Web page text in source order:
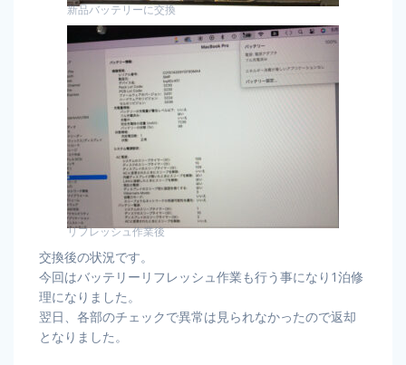
新品バッテリーに交換
リフレッシュ作業後
交換後の状況です。
今回はバッテリーリフレッシュ作業も行う事になり1泊修
理になりました。
翌日、各部のチェックで異常は見られなかったので返却
となりました。